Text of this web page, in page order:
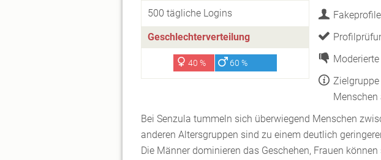
500 tägliche Logins
Geschlechterverteilung
40 % 60 %
Menschen
Bei Senzula tummeln sich überwiegend Menschen
anderen Altersgruppen sind zu einem deutlich
Die Männer dominieren das Geschehen, Frauen